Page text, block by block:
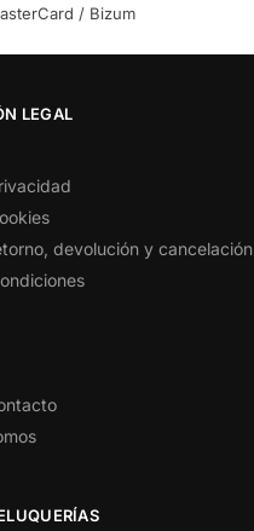
/ Bizum
LEGAL
devolución y cancelación